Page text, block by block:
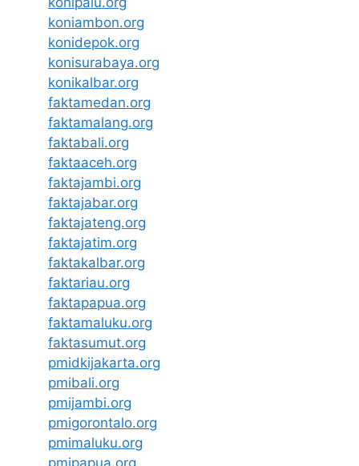
koniambon.org
konidepok.org
konisurabaya.org
konikalbar.org
faktamedan.org
faktamalang.org
faktabali.org
faktaaceh.org
faktajambi.org
faktajabar.org
faktajateng.org
faktajatim.org
faktakalbar.org
faktariau.org
faktapapua.org
faktamaluku.org
faktasumut.org
pmidkijakarta.org
pmibali.org
pmijambi.org
pmigorontalo.org
pmimaluku.org
pmipapua.org